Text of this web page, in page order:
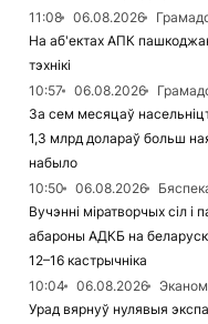
11:08
06.08.2026
На аб'ектах АПК
тэхнікі
10:57
06.08.2026
За сем месяцаў
1,3 млрд долараў больш
набыло
10:50
06.08.2026
Вучэнні міратворчых сіл
абароны АДКБ на
12–16 кастрычніка
10:04
06.08.2026
Урад вярнуў нулявыя